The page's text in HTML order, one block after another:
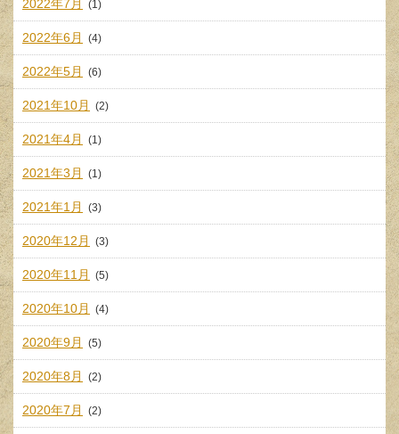
2022年7月 (1)
2022年6月 (4)
2022年5月 (6)
2021年10月 (2)
2021年4月 (1)
2021年3月 (1)
2021年1月 (3)
2020年12月 (3)
2020年11月 (5)
2020年10月 (4)
2020年9月 (5)
2020年8月 (2)
2020年7月 (2)